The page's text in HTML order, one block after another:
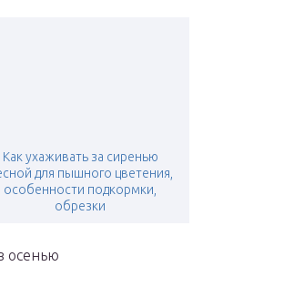
Как ухаживать за сиренью
для пышного цветения,
особенности подкормки,
обрезки
осенью